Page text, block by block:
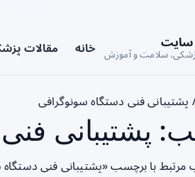
سلامت و آموزش خانه مقالات
پشتیبانی فنی دستگاه سونوگرافی
پشتیبانی
مرتبط با برچسب «پشتیبانی فنی